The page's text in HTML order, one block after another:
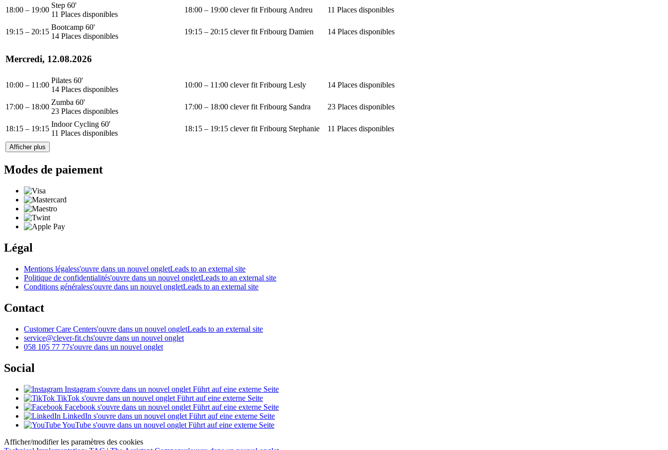
18:00 – 19:00
Step 60'
11 Places disponibles
18:00 – 19:00 clever fit Fribourg Andreu 11 Places disponibles
19:15 – 20:15
Bootcamp 60'
14 Places disponibles
19:15 – 20:15 clever fit Fribourg Damien 14 Places disponibles
Mercredi, 12.08.2026
10:00 – 11:00
Pilates 60'
14 Places disponibles
10:00 – 11:00 clever fit Fribourg Lesly 14 Places disponibles
17:00 – 18:00
Zumba 60'
23 Places disponibles
17:00 – 18:00 clever fit Fribourg Sandra 23 Places disponibles
18:15 – 19:15
Indoor Cycling 60'
11 Places disponibles
18:15 – 19:15 clever fit Fribourg Stephanie 11 Places disponibles
Afficher plus
Modes de paiement
Légal
Mentions légaless'ouvre dans un nouvel ongletLeads to an external site
Politique de confidentialités'ouvre dans un nouvel ongletLeads to an external site
Conditions généraless'ouvre dans un nouvel ongletLeads to an external site
Contact
Customer Care Centers'ouvre dans un nouvel ongletLeads to an external site
service@clever-fit.chs'ouvre dans un nouvel onglet
058 105 77 77s'ouvre dans un nouvel onglet
Social
Instagram s'ouvre dans un nouvel onglet Führt auf eine externe Seite
TikTok s'ouvre dans un nouvel onglet Führt auf eine externe Seite
Facebook s'ouvre dans un nouvel onglet Führt auf eine externe Seite
LinkedIn s'ouvre dans un nouvel onglet Führt auf eine externe Seite
YouTube s'ouvre dans un nouvel onglet Führt auf eine externe Seite
Afficher/modifier les paramètres des cookies